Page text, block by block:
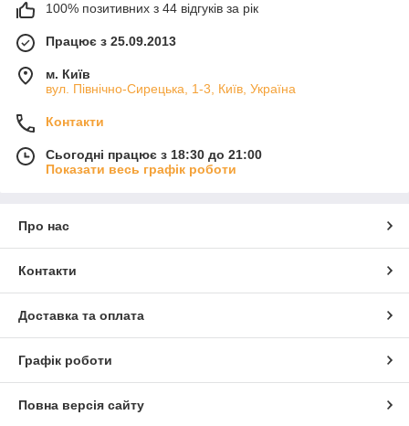
100% позитивних з 44 відгуків за рік
Працює з 25.09.2013
м. Київ
вул. Північно-Сирецька, 1-3, Київ, Україна
Контакти
Сьогодні працює з 18:30 до 21:00
Показати весь графік роботи
Про нас
Контакти
Доставка та оплата
Графік роботи
Повна версія сайту